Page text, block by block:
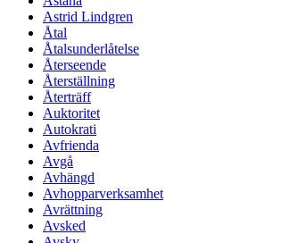
Astrid Lindgren
Åtal
Åtalsunderlåtelse
Återseende
Återställning
Återträff
Auktoritet
Autokrati
Avfrienda
Avgå
Avhängd
Avhopparverksamhet
Avrättning
Avsked